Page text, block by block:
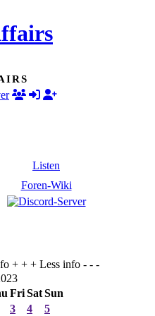
Listen
Foren-Wiki
+ + + Less info - - -
FriSatSun
3 4
5